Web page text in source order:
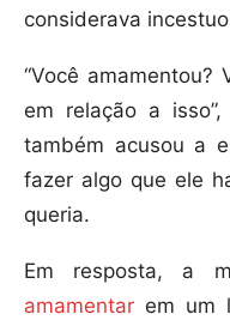
considerava
“Você
em relação a
também acusou a
fazer algo que ele
queria.
Em resposta, a
amamentar em um